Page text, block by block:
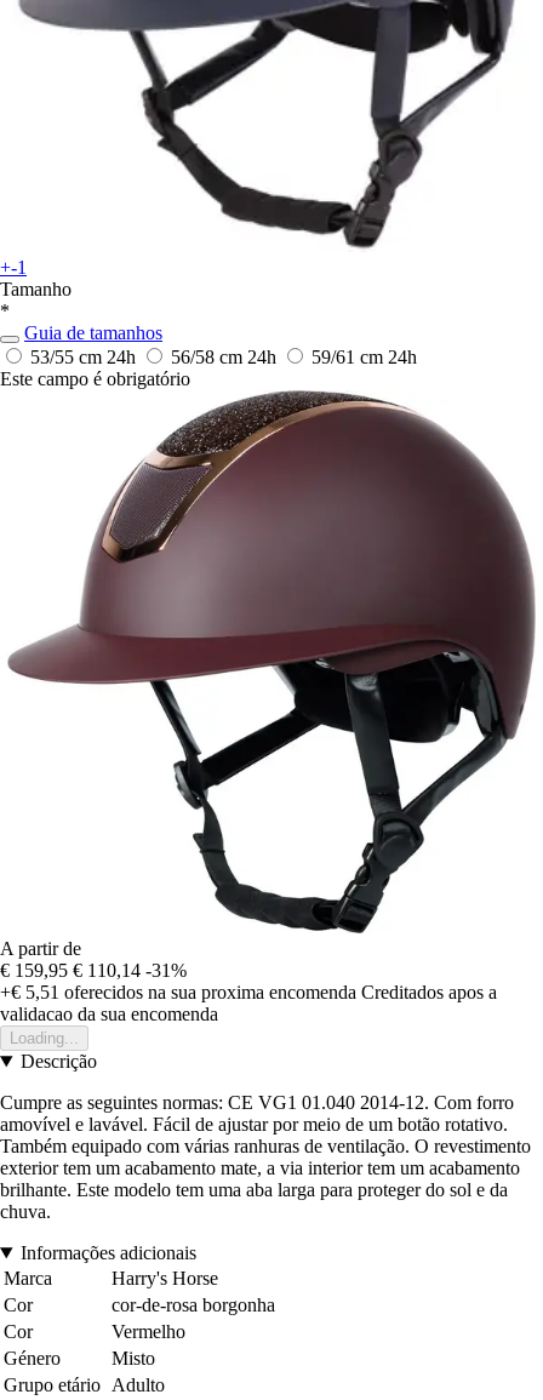
+-1
Tamanho
*
Guia de tamanhos
53/55 cm 24h 56/58 cm 24h 59/61 cm 24h
Este campo é obrigatório
A partir de
€ 159,95 € 110,14 -31%
+€ 5,51 oferecidos na sua proxima encomenda Creditados apos a
validacao da sua encomenda
Loading...
Descrição
Cumpre as seguintes normas: CE VG1 01.040 2014-12. Com forro
amovível e lavável. Fácil de ajustar por meio de um botão rotativo.
Também equipado com várias ranhuras de ventilação. O revestimento
exterior tem um acabamento mate, a via interior tem um acabamento
brilhante. Este modelo tem uma aba larga para proteger do sol e da
chuva.
Informações adicionais
Marca
Harry's Horse
Cor
cor-de-rosa borgonha
Cor
Vermelho
Género
Misto
Grupo etário Adulto